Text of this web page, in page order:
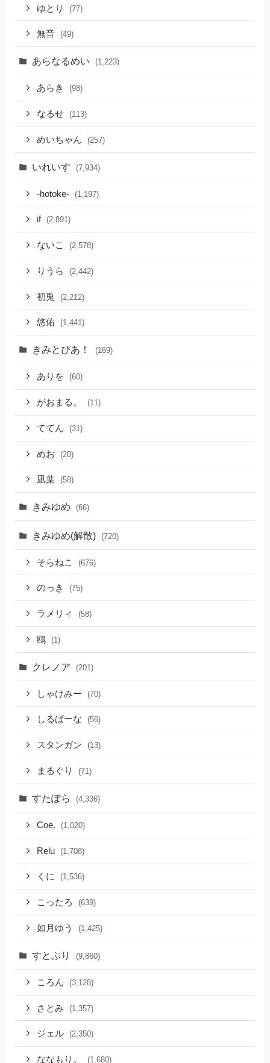
ゆとり (77)
無音 (49)
あらなるめい (1,223)
あらき (98)
なるせ (113)
めいちゃん (257)
いれいす (7,934)
-hotoke- (1,197)
if (2,891)
ないこ (2,578)
りうら (2,442)
初兎 (2,212)
悠佑 (1,441)
きみとぴあ！ (169)
ありを (60)
がおまる。 (11)
ててん (31)
めお (20)
凪葉 (58)
きみゆめ (66)
きみゆめ(解散) (720)
そらねこ (676)
のっき (75)
ラメリィ (58)
鴎 (1)
クレノア (201)
しゃけみー (70)
しるばーな (56)
スタンガン (13)
まるぐり (71)
すたぽら (4,336)
Coe. (1,020)
Relu (1,708)
くに (1,536)
こったろ (639)
如月ゆう (1,425)
すとぷり (9,860)
ころん (3,128)
さとみ (1,357)
ジェル (2,350)
ななもり。 (1,680)